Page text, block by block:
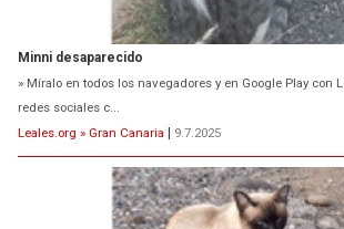
Minni desaparecido
» Míralo en todos los navegadores y en Google Play con
redes sociales c...
Leales.org » Gran Canaria | 9.7.2025